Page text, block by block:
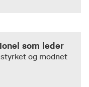
som leder
og modnet